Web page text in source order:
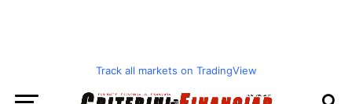
Track all markets on TradingView